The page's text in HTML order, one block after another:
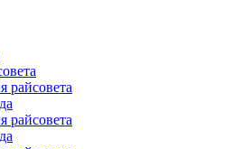
райсовета
райсовета